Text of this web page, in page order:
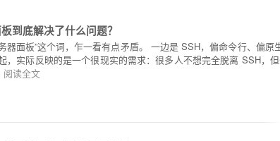
到底解决了什么问题？
器面板”这个词，乍一看有点矛盾。 一边是 SSH，偏命令行、偏
，实际反映的是一个很现实的需求：很多人不想完全脱离 SSH，
阅读全文